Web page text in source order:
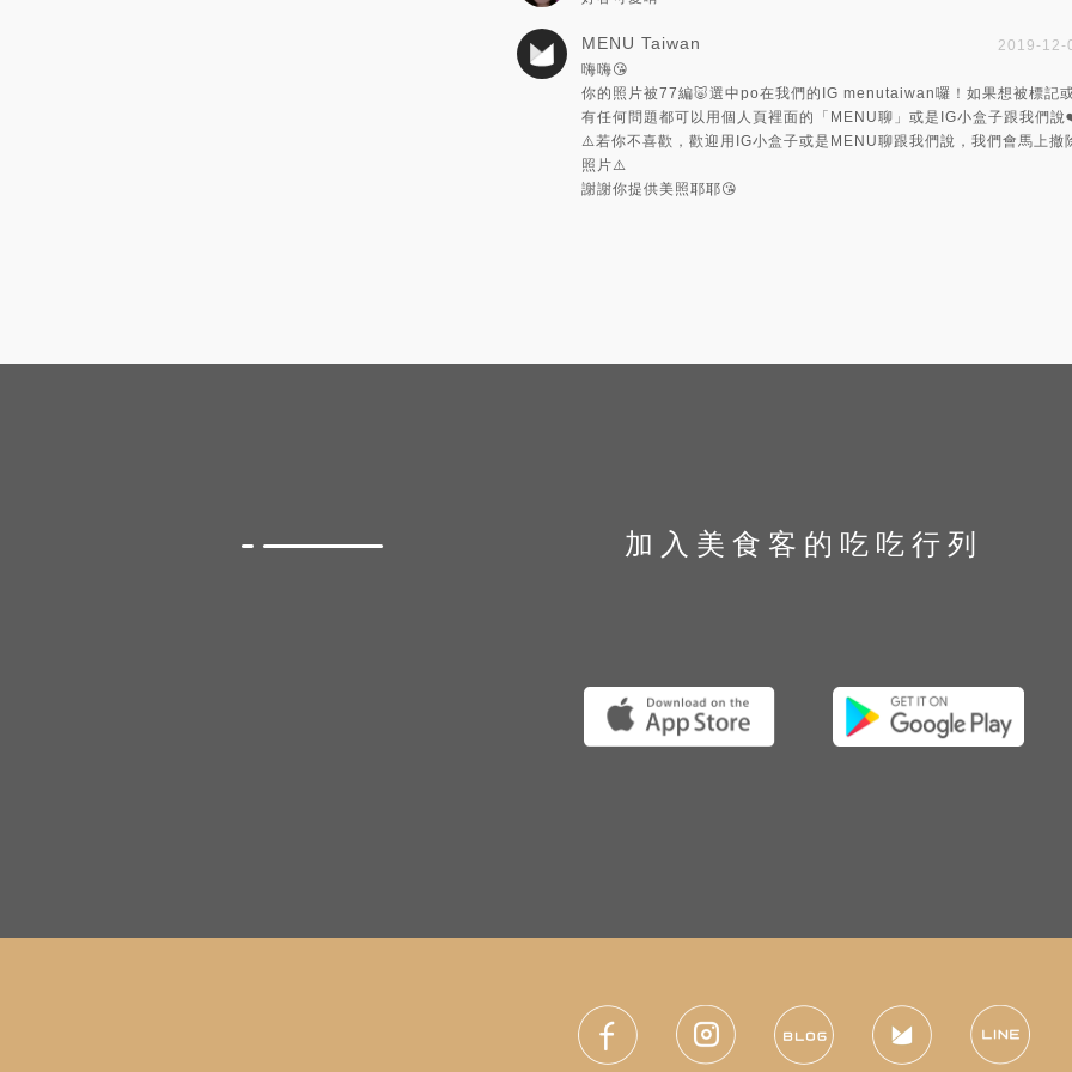
MENU Taiwan
2019-12-
嗨嗨😘
你的照片被77編🐷選中po在我們的IG menutaiwan囉！如果想被標記
有任何問題都可以用個人頁裡面的「MENU聊」或是IG小盒子跟我們
⚠️若你不喜歡，歡迎用IG小盒子或是MENU聊跟我們說，我們會馬上撤
照片⚠️
謝謝你提供美照耶耶😘
加入美食客的吃吃行列